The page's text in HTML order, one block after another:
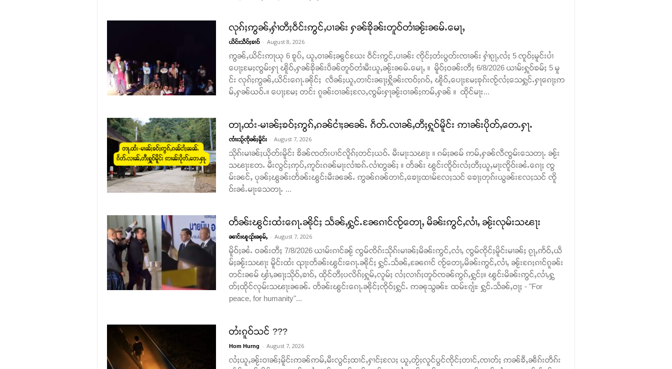
လုၵ်ႈဢွၼ်ႇႁၢႆတီႈဝဵင်းဢွင်ႇပၢၼ်း ႁၼ်ၶိုၼ်းတူဝ်တၢႆၼႂ်းၼမ်ႉမေႃႇ
ယိင်းသဵဝ်ႈၶၢဝ် - August 8, 2026
ဢွၼ်ႇယိင်းဢႃယု 6 ၶူပ်ႇ ယူႇဝၢၼ်ႈၼွင်ယႄး ဝဵင်းဢွင်ႇပၢၼ်း ၸိုင်ႈတႆးပွတ်းၸၢၼ်း ႁၢႆၵႂႃႇလႆႈ 5 ၸူဝ်ႈမူင်းပၢႆ
ပေႃႈမႄႈၸွမ်းႁႃ ၽိူဝ်ႇႁၼ်ၶိုၼ်းပဵၼ်တူဝ်တၢႆမီးယူႇၼႂ်းၼမ်ႉမေႃႇ ။ မိူဝ်ႈဝၼ်းတီႈ 6/8/2026 ယၢမ်းႁူဝ်ၶမ်ႈ 5 မူ
င်း လုၵ်ႈဢွၼ်ႇယိင်းၵေႃႉၼိုင်ႈ လဵၼ်ႈယူႇတၢင်းၼႃႈႁိူၼ်းၸဝ်ႈၵဝ်ႇ ၽိူဝ်ႇပေႃႈမႄႈၶုၵ်းၸႂ်လႆႈသေႁွင်ႉႁႃၵေႃႈဢ
မ်ႇႁၼ်ယဝ်ႉ။ ပေႃႈမႄႈ တင်း ၵူၼ်းဝၢၼ်ႈလႄႇၸွမ်းႁႃၼႂ်းဝၢၼ်ႈဢမ်ႇႁၼ် ။ ထိုင်မႃး...
တႃႇထႆး-မၢၼ်ႈၶဝ်ႈဢွၵ်ႇၵၼ်ငၢႆႈၼၼ်ႉ ၵဵတ်ႉလၢၼ်ႇတီႈႁူဝ်မိူင်း ဢၢၼ်းပိုတ်ႇတေႉႁႃႉ
ၸၢႆးသႂ်ၸိုၼ်ႈမိူင်း - August 7, 2026
သိုၵ်းမၢၼ်ႈယိုတ်းမိူင်း ၶိၼ်ၸတ်းပၢင်လိူၵ်ႈတင်ႈယဝ်ႉ မီးမႃးသၽႃး ။ ၵမ်ႈၼမ် ဢမ်ႇႁၼ်လီၸွမ်းသေတႃႉ ၼႂ်း
သၽႃးတႄႉ မီးလွင်ႈဢုပ်ႇဢူဝ်းၵၼ်မႃးလၢႆၶၵ်ႉလၢႆတွၼ်ႈ ။ တႅၼ်း ၽွင်းၸိူဝ်းလႆႈတီႈယူႇမႃးၸိူဝ်းၼႆႉၵေႃႈ ၸွ
မ်းၼင်ႇ ပုၼ်ႈၽွၼ်းတႅၼ်းၽွင်းမီးၼၼ်ႉ ဢွၼ်ၵၼ်တၢင်ႇၶေႃႈထၢမ်လႄႈသင် ၶေႃႈတုၵ်းယွၼ်းလႄႈသင် ၸိူ
ဝ်းၼႆႉမႃးသေတႃႉ ...
တႅၼ်းၽွင်းထႆးၵေႃႉၼိုင်ႈ သႅၼ်ႇႁွင်ႉၼႄၵၢင်ၸႂ်တေႃႇ မိၼ်းဢွင်ႇလၢႆႇ ၼႂ်းလုမ်းသၽႃး
ၼၢင်းၽူၺ်းၼုမ်ႇ - August 7, 2026
မိူဝ်ႈၼႆႉ ဝၼ်းတီႈ 7/8/2026 ယၢမ်းၵၢင်ၼႂ် ၸွမ်ၸိၵ်းသိုၵ်းမၢၼ်ႈမိၼ်းဢွင်ႇလၢႆႇ ၸွမ်ၸိုင်ႈမိူင်းမၢၼ်ႈ ၵႂႃႇဢႅဝ်ႇယဵ
မ်ႈၼႂ်းသၽႃး မိူင်းထႆး ၺႃးတႅၼ်းၽွင်းၵေႃႉၼိုင်ႈ ႁွင်ႉသႅၼ်ႇၼႄၵၢင် ၸႂ်တေႃႇမိၼ်းဢွင်ႇလၢႆႇ ၼႂ်းၵႄႈၵၢင်ၵူၼ်း
တင်းၼမ် ၾၢႆႇၼႃႈသိုဝ်ႇၶၢဝ်ႇ ထိုင်တီႈပလိၵ်ႈႁူမ်ႇလူမ်ႈ လႆႈလၢၵ်ႈတူဝ်ၸၼ်ဢွၵ်ႇႁွင်ႈ။ ၽွင်းမိၼ်းဢွင်ႇလၢႆႇႁွ
တ်ႈထိုင်လုမ်းသၽႃးၼၼ်ႉ တႅၼ်းၽွင်းၵေႃႉၼိုင်ႈၸိုဝ်ႈႁွင်ႉ ဢၼုသွၼ်ႊ ထမ်ႊၵျႆႊ ႁွင်ႉသႅၼ်ႇဝႃႈ - "For
peace, for humanity"...
တႆးၵူဝ်သင် ???
Hom Hurng - August 7, 2026
လႆႈယူႇၼႂ်းဝၢၼ်ႈမိူင်းဢၼ်ဢမ်ႇမီးလွင်ႈထၢင်ႇႁၢင်ႈလႄႈ ယူႇတႂ်ႈလူင်ပွင်ၸိုင်ႈတၢင်ႇၸၢတ်ႈ ဢၼ်ၶီႇၼဵၵ်းတဵၵ်း